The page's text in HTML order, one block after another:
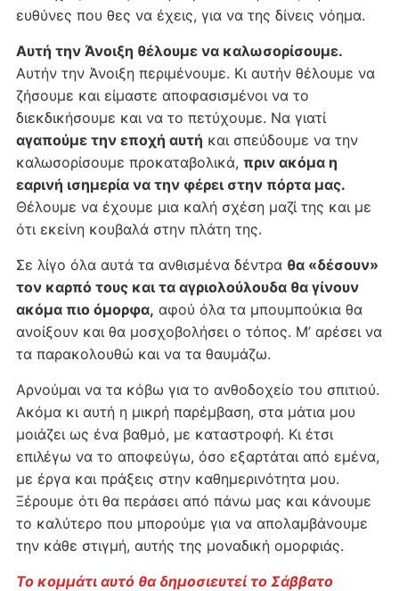
ευθύνες που θες να έχεις, για να της δίνεις νόημα.
Αυτή την Άνοιξη θέλουμε να καλωσορίσουμε.
Αυτήν την Άνοιξη περιμένουμε. Κι αυτήν θέλουμε να
ζήσουμε και είμαστε αποφασισμένοι να το
διεκδικήσουμε και να το πετύχουμε. Να γιατί
αγαπούμε την εποχή αυτή και σπεύδουμε να την
καλωσορίσουμε προκαταβολικά, πριν ακόμα η
εαρινή ισημερία να την φέρει στην πόρτα μας.
Θέλουμε να έχουμε μια καλή σχέση μαζί της και με
ότι εκείνη κουβαλά στην πλάτη της.
Σε λίγο όλα αυτά τα ανθισμένα δέντρα θα «δέσουν»
τον καρπό τους και τα αγριολούλουδα θα γίνουν
ακόμα πιο όμορφα, αφού όλα τα μπουμπούκια θα
ανοίξουν και θα μοσχοβολήσει ο τόπος. Μ’ αρέσει να
τα παρακολουθώ και να τα θαυμάζω.
Αρνούμαι να τα κόβω για το ανθοδοχείο του σπιτιού.
Ακόμα κι αυτή η μικρή παρέμβαση, στα μάτια μου
μοιάζει ως ένα βαθμό, με καταστροφή. Κι έτσι
επιλέγω να το αποφεύγω, όσο εξαρτάται από εμένα,
με έργα και πράξεις στην καθημερινότητα μου.
Ξέρουμε ότι θα περάσει από πάνω μας και κάνουμε
το καλύτερο που μπορούμε για να απολαμβάνουμε
την κάθε στιγμή, αυτής της μοναδική ομορφιάς.
Το κομμάτι αυτό θα δημοσιευτεί το Σάββατο